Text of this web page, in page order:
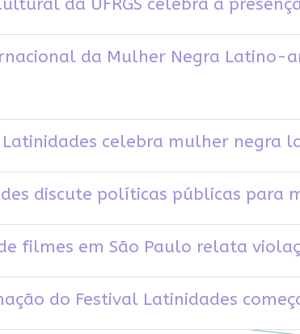
da UFRGS celebra a
da Mulher Negra Latino-
Latinidades celebra mulher negra
discute políticas públicas para
filmes em São Paulo relata
do Festival Latinidades